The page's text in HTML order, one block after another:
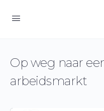
Op weg naar
arbeidsmarkt